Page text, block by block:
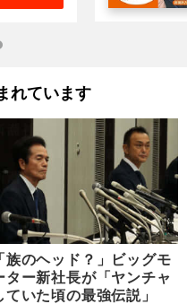
れています
族のヘッド？」ビッグモ
ター新社長が「ヤンチャ
ていた頃の最強伝説」